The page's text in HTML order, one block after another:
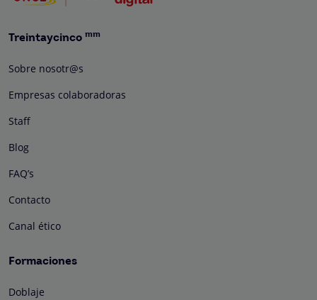
Treintaycinco mm
Sobre nosotr@s
Empresas colaboradoras
Staff
Blog
FAQ’s
Contacto
Canal ético
Formaciones
Doblaje